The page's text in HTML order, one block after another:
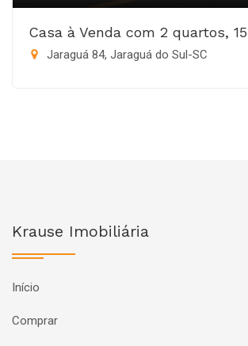
Casa à Venda com 2 quartos,
Jaraguá 84, Jaraguá do Sul-SC
Krause Imobiliária
Início
Comprar